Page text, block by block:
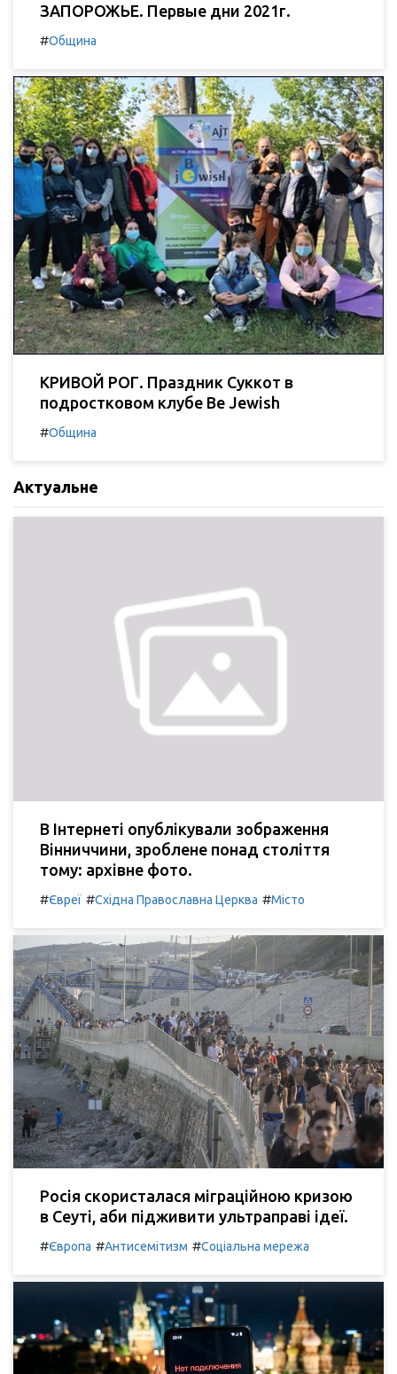
ЗАПОРОЖЬЕ. Первые дни 2021г.
#Община
КРИВОЙ РОГ. Праздник Суккот в
подростковом клубе Be Jewish
#Община
Актуальне
В Інтернеті опублікували зображення
Вінниччини, зроблене понад століття
тому: архівне фото.
#Євреї #Східна Православна Церква #Місто
Росія скористалася міграційною кризою
в Сеуті, аби підживити ультраправі ідеї.
#Європа #Антисемітизм #Соціальна мережа